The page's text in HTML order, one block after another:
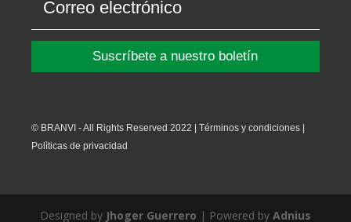
Suscríbete a nuestro boletín
© BRANVI - All Rights Reserved 2022 | Términos y condiciones |
Polìticas de privacidad
Designed by Jhoger Guerrero | Powered by Adnius